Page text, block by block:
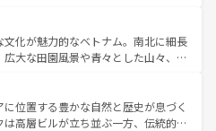
イーツなど、バラエティ豊かな料理
。 なお、新着の台湾情報は コンテンツ一覧を参
ば四季折々の自然美を楽しむことが
ムチや焼肉、絶品のストリートフード
国料理が待っている。夜には、韓国な
、韓国の多彩な魅力を心ゆくまで味
わってみてほしい。 なお、新着の韓国情報はコンテンツ一
。
文化が魅力的なベトナム。南北に細長
広大な田園風景や青々とした山々、世
が息づく。ハノイの古い町並みやホ
統治時代の建物も、独特の雰囲気を
、バラエティの豊かさとおいしさで
位置する豊かな自然と歴史が息づく
高層ビルが立ち並ぶ一方、伝統的な